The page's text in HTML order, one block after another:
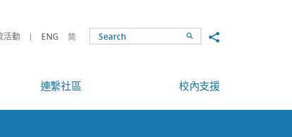
活動 ENG 简 SearchShare to
連繫社區 校內支援